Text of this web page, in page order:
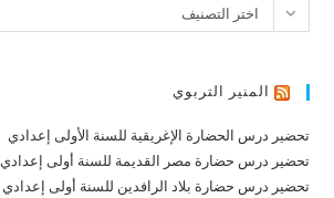
تصنيفاتاختر التصنيف
المنير التربوي
تحضير درس الحضارة الإغريقية للسنة الأولى إعدادي
تحضير درس حضارة مصر القديمة للسنة أولى إعدادي
تحضير درس حضارة بلاد الرافدين للسنة أولى إعدادي